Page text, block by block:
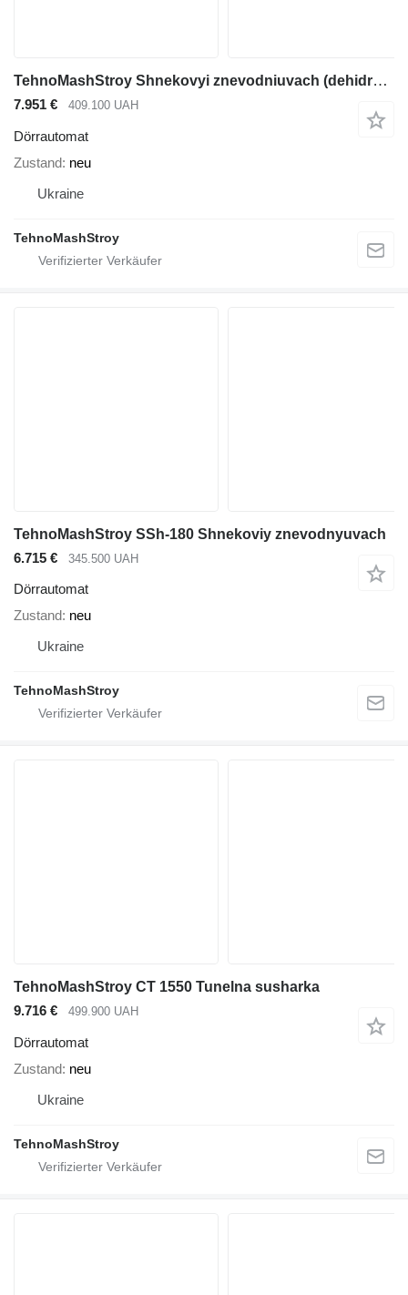
TehnoMashStroy Shnekovyi znevodniuvach (dehidrator) SSh-230
7.951 € 409.100 UAH
Dörrautomat
Zustand neu
Ukraine
TehnoMashStroy
TehnoMashStroy SSh-180 Shnekoviy znevodnyuvach
6.715 €
345.500 UAH
Dörrautomat
Zustand neu
Ukraine
TehnoMashStroy
TehnoMashStroy CT 1550 Tunelna susharka
9.716 €
499.900 UAH
Dörrautomat
Zustand neu
Ukraine
TehnoMashStroy